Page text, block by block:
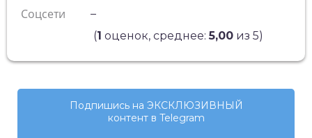
Соцсети
–
(1 оценок, среднее:5,00 из 5)
Подпишись на ЭКСКЛЮЗИВНЫЙ
контент в Telegram